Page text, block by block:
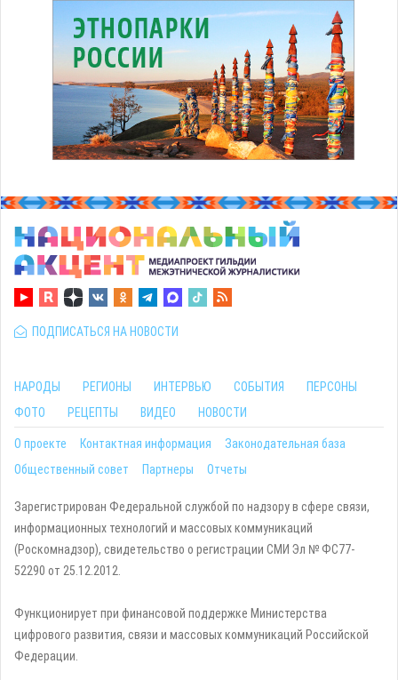
ПОДПИСАТЬСЯ НА НОВОСТИ
НАРОДЫ РЕГИОНЫ ИНТЕРВЬЮ СОБЫТИЯ
ПЕРСОНЫ
ФОТО
РЕЦЕПТЫ ВИДЕО НОВОСТИ
О проекте Контактная информация
Законодательная база
Общественный совет
Партнеры Отчеты
Зарегистрирован Федеральной службой по надзору в сфере связи,
информационных технологий и массовых коммуникаций
(Роскомнадзор), свидетельство о регистрации СМИ Эл № ФС77-
52290 от 25.12.2012.
Функционирует при финансовой поддержке Министерства
цифрового развития, связи и массовых коммуникаций Российской
Федерации.